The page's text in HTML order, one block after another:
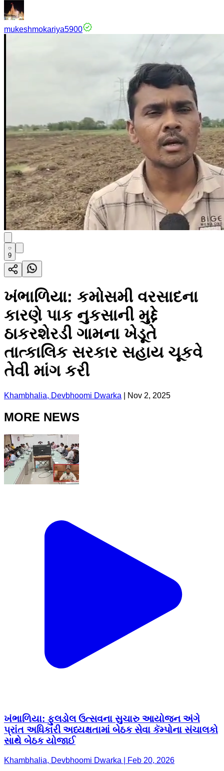
mukeshmokariya5900
9
ખંભાળિયા: કમોસમી વરસાદના
કારણે પાક નુકસાની મુદ્દે
ઠાકરશેરડી ગામના ખેડૂતે
તાત્કાલિક સરકાર સહાય ચૂકવે
તેવી માંગ કરી
Khambhalia, Devbhoomi Dwarka Nov 2, 2025
MORE NEWS
ખંભાળિયા: ફુલડોલ ઉત્સવના સુચારુ આયોજન અંગે
પ્રાંત અધિકારી અધ્યક્ષતામાં બેઠક સેવા કૅમ્પોના સંચાલકો
સાથે બેઠક યોજાઈ
Khambhalia, Devbhoomi Dwarka | Feb 20, 2026